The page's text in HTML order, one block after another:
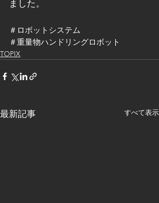
ました。
＃ロボットシステム
＃重量物ハンドリングロボット
TOPIX
最新記事 すべて表示